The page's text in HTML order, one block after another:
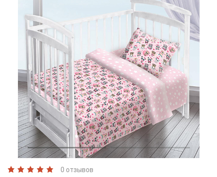
0 отзывов